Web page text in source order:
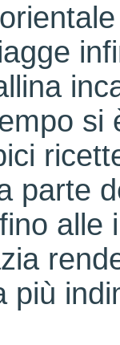
si
parte
alle
più